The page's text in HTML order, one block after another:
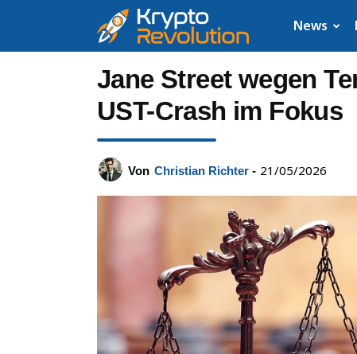
Krypto
Aktuelle
Bitcoin,
XRP,
Dogecoin,
Cardano,
News
Jane Street wegen
UST-Crash im Fokus
Von Christian Richter - 21/05/2026